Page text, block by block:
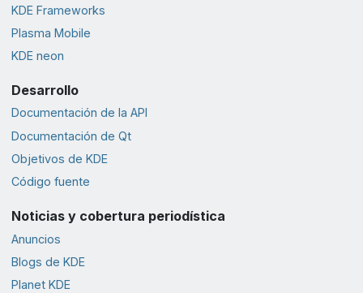
KDE Frameworks
Plasma Mobile
KDE neon
Desarrollo
Documentación de la API
Documentación de Qt
Objetivos de KDE
Código fuente
Noticias y cobertura periodística
Anuncios
Blogs de KDE
Planet KDE